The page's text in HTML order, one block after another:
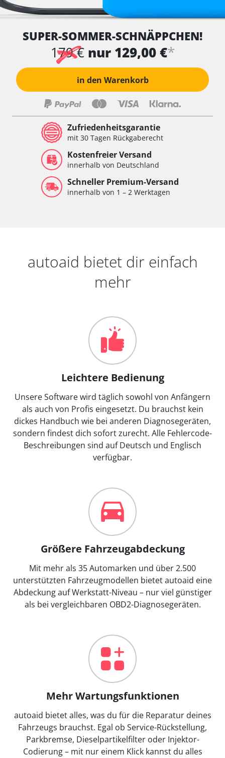
SUPER-SOMMER-SCHNÄPPCHEN!
179 € nur 129,00 €*
in den Warenkorb
Zufriedenheitsgarantie
mit 30 Tagen Rückgaberecht
Kostenfreier Versand
innerhalb von Deutschland
Schneller Premium-Versand
innerhalb von 1 – 2 Werktagen
autoaid bietet dir einfach
mehr
Leichtere Bedienung
Unsere Software wird täglich sowohl von Anfängern
als auch von Profis eingesetzt. Du brauchst kein
dickes Handbuch wie bei anderen Diagnosegeräten,
sondern findest dich sofort zurecht. Alle Fehlercode-
Beschreibungen sind auf Deutsch und Englisch
verfügbar.
Größere Fahrzeugabdeckung
Mit mehr als 35 Automarken und über 2.500
unterstützten Fahrzeugmodellen bietet autoaid eine
Abdeckung auf Werkstatt-Niveau – nur viel günstiger
als bei vergleichbaren OBD2-Diagnosegeräten.
Mehr Wartungsfunktionen
autoaid bietet alles, was du für die Reparatur deines
Fahrzeugs brauchst. Egal ob Service-Rückstellung,
Parkbremse, Dieselpartikelfilter oder Injektor-
Codierung – mit nur einem Klick kannst du alles